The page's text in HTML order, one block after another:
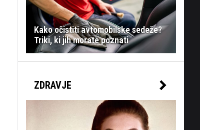
Kako očistiti avtomobilske sedeže?
Triki, ki jih morate poznati
ZDRAVJE